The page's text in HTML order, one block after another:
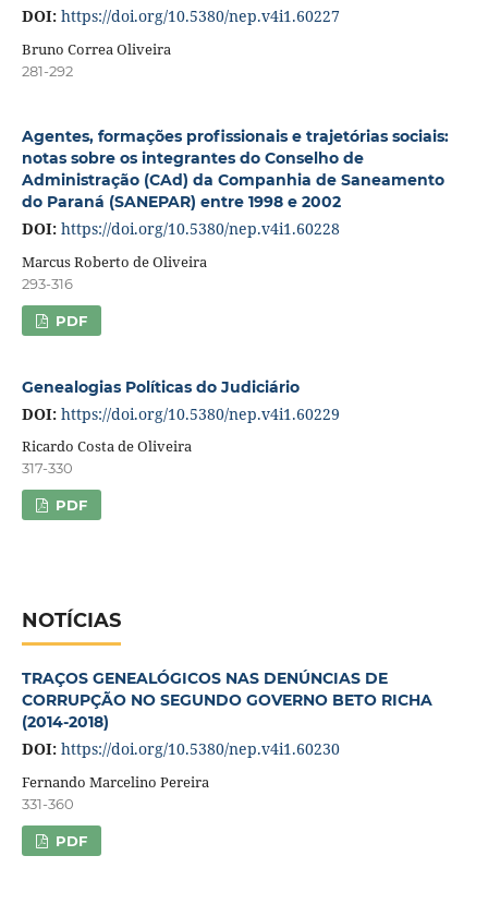
DOI: https://doi.org/10.5380/nep.v4i1.60227
Bruno Correa Oliveira
281-292
Agentes, formações profissionais e trajetórias sociais:
notas sobre os integrantes do Conselho de
Administração (CAd) da Companhia de Saneamento
do Paraná (SANEPAR) entre 1998 e 2002
DOI: https://doi.org/10.5380/nep.v4i1.60228
Marcus Roberto de Oliveira
293-316
PDF
Genealogias Políticas do Judiciário
DOI: https://doi.org/10.5380/nep.v4i1.60229
Ricardo Costa de Oliveira
317-330
PDF
NOTÍCIAS
TRAÇOS GENEALÓGICOS NAS DENÚNCIAS DE
CORRUPÇÃO NO SEGUNDO GOVERNO BETO RICHA
(2014-2018)
DOI: https://doi.org/10.5380/nep.v4i1.60230
Fernando Marcelino Pereira
331-360
PDF